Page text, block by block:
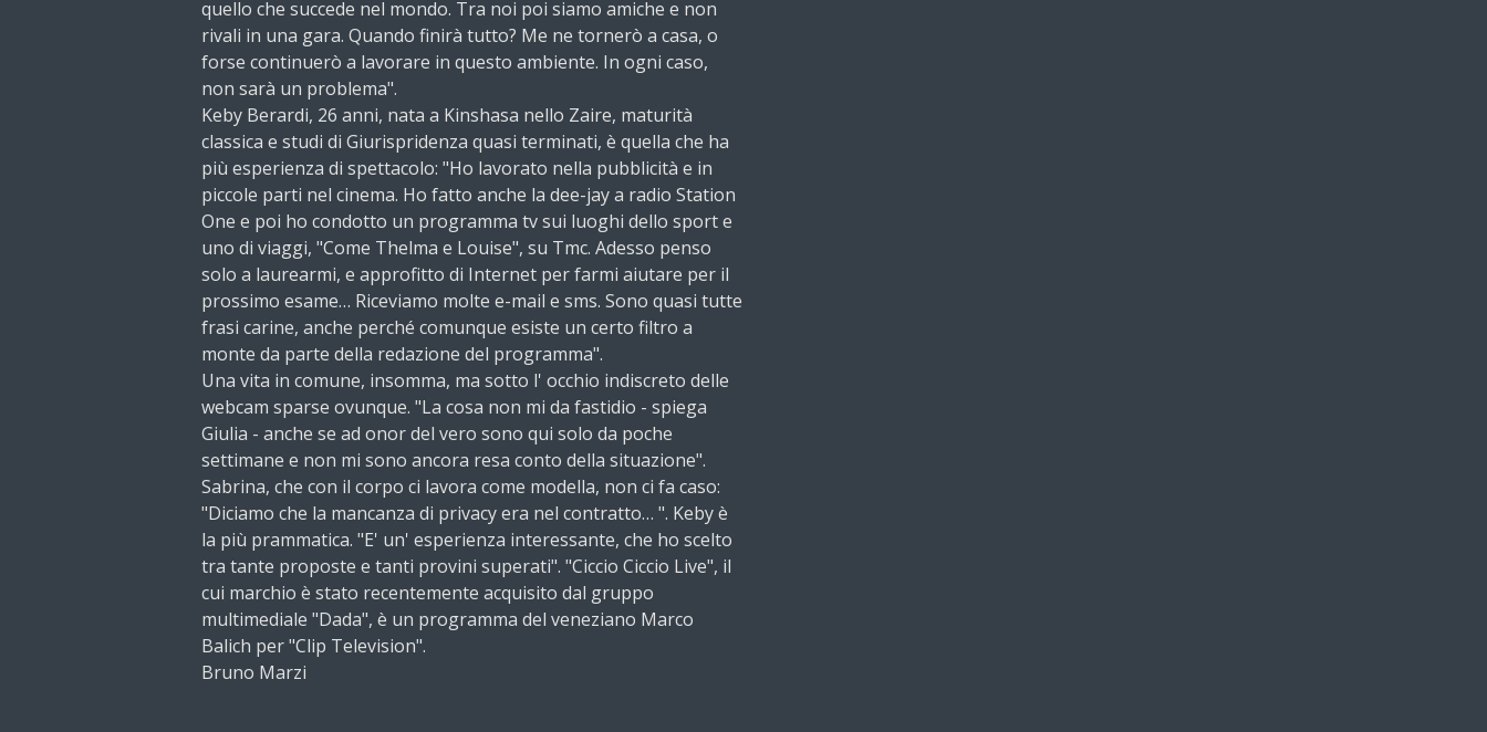
quello che succede nel mondo. Tra noi poi siamo amiche e non
rivali in una gara. Quando finirà tutto? Me ne tornerò a casa, o
forse continuerò a lavorare in questo ambiente. In ogni caso,
non sarà un problema".
Keby Berardi, 26 anni, nata a Kinshasa nello Zaire, maturità
classica e studi di Giurispridenza quasi terminati, è quella che ha
più esperienza di spettacolo: "Ho lavorato nella pubblicità e in
piccole parti nel cinema. Ho fatto anche la dee-jay a radio Station
One e poi ho condotto un programma tv sui luoghi dello sport e
uno di viaggi, "Come Thelma e Louise", su Tmc. Adesso penso
solo a laurearmi, e approfitto di Internet per farmi aiutare per il
prossimo esame… Riceviamo molte e-mail e sms. Sono quasi tutte
frasi carine, anche perché comunque esiste un certo filtro a
monte da parte della redazione del programma".
Una vita in comune, insomma, ma sotto l' occhio indiscreto delle
webcam sparse ovunque. "La cosa non mi da fastidio - spiega
Giulia - anche se ad onor del vero sono qui solo da poche
settimane e non mi sono ancora resa conto della situazione".
Sabrina, che con il corpo ci lavora come modella, non ci fa caso:
"Diciamo che la mancanza di privacy era nel contratto… ". Keby è
la più prammatica. "E' un' esperienza interessante, che ho scelto
tra tante proposte e tanti provini superati". "Ciccio Ciccio Live", il
cui marchio è stato recentemente acquisito dal gruppo
multimediale "Dada", è un programma del veneziano Marco
Balich per "Clip Television".
Bruno Marzi